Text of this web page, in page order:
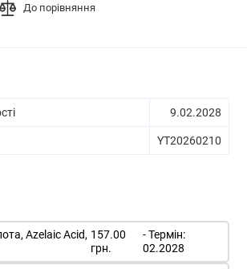
До порівняння
9.02.2028
YT20260210
Azelaic Acid, 157.00
грн.
- Термін:
02.2028